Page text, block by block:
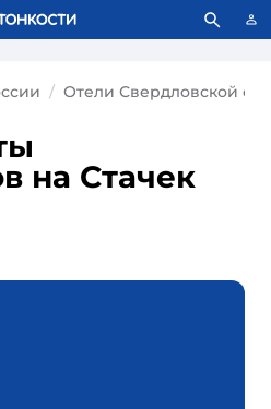
файлы. Что это значит?
Отели Свердловской
на Стачек